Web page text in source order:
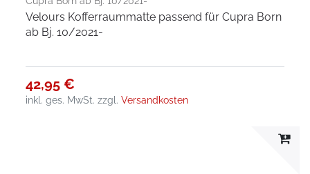
Velours Kofferraummatte passend für Cupra Born
ab Bj. 10/2021-
42,95 €
inkl. ges. MwSt. zzgl.Versandkosten